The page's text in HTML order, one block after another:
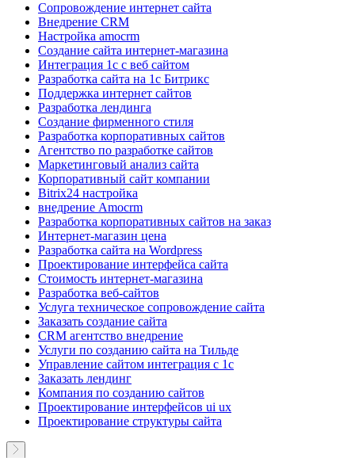
Сопровождение интернет сайта
Внедрение CRM
Настройка amocrm
Создание сайта интернет-магазина
Интеграция 1с с веб сайтом
Разработка сайта на 1с Битрикс
Поддержка интернет сайтов
Разработка лендинга
Создание фирменного стиля
Разработка корпоративных сайтов
Агентство по разработке сайтов
Маркетинговый анализ сайта
Корпоративный сайт компании
Bitrix24 настройка
внедрение Amocrm
Разработка корпоративных сайтов на заказ
Интернет-магазин цена
Разработка сайта на Wordpress
Проектирование интерфейса сайта
Стоимость интернет-магазина
Разработка веб-сайтов
Услуга техническое сопровождение сайта
Заказать создание сайта
CRM агентство внедрение
Услуги по созданию сайта на Тильде
Управление сайтом интеграция с 1с
Заказать лендинг
Компания по созданию сайтов
Проектирование интерфейсов ui ux
Проектирование структуры сайта